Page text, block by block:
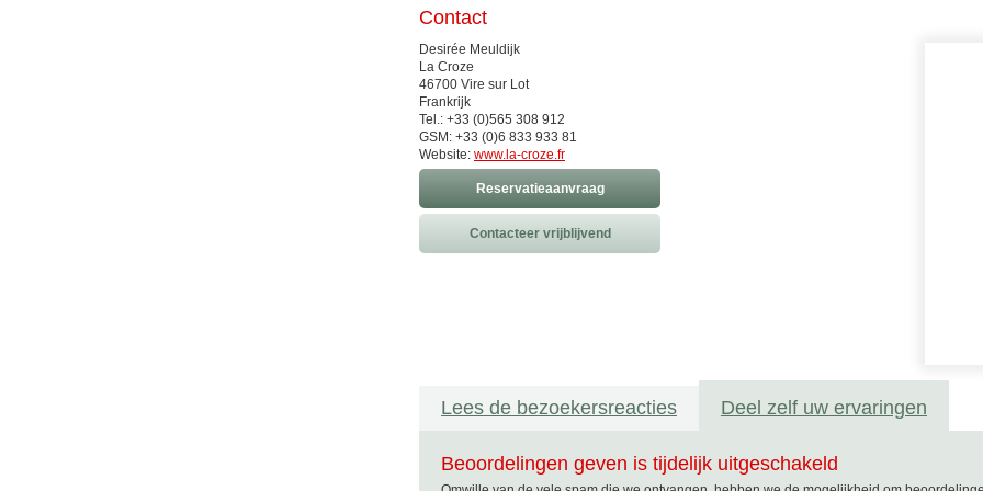
Contact
Desirée Meuldijk
La Croze
46700 Vire sur Lot
Frankrijk
Tel.: +33 (0)565 308 912
GSM: +33 (0)6 833 933 81
Website: www.la-croze.fr
Reservatieaanvraag
Contacteer vrijblijvend
Lees de bezoekersreacties Deel zelf uw ervaringen
Beoordelingen geven is tijdelijk uitgeschakeld